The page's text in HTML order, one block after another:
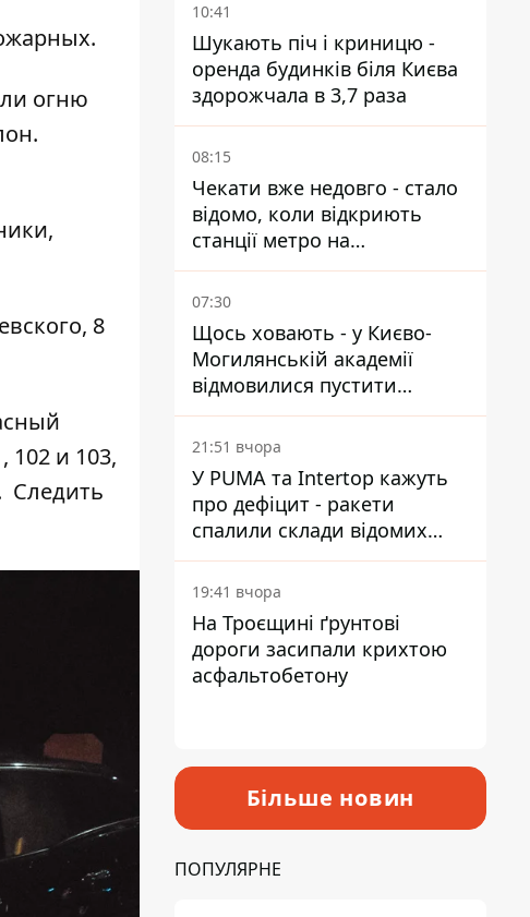
огню
8
102 и 103,
Следить
10:41
Шукають піч і криницю -
оренда будинків біля Києва
здорожчала в 3,7 раза
08:15
Чекати вже недовго - стало
відомо, коли відкриють
станції метро на
Виноградарі
07:30
Щось ховають - у Києво-
Могилянській академії
відмовилися пустити
комісію з охорони пам'яток
на територію
21:51 вчора
У PUMA та Intertop кажуть
про дефіцит - ракети
спалили склади відомих
брендів
19:41 вчора
На Троєщині ґрунтові
дороги засипали крихтою
асфальтобетону
Більше новин
ПОПУЛЯРНЕ